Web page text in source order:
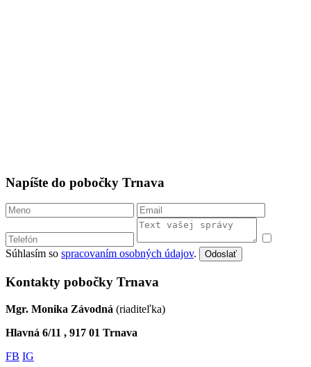
Napíšte do pobočky Trnava
Súhlasím so spracovaním osobných údajov. Odoslať
Kontakty pobočky Trnava
Mgr. Monika Závodná (riaditeľka)
Hlavná 6/11 , 917 01 Trnava
FB IG